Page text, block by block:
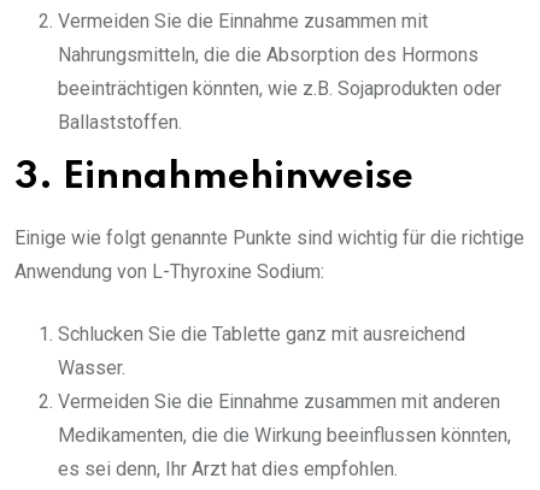
Vermeiden Sie die Einnahme zusammen mit
Nahrungsmitteln, die die Absorption des Hormons
beeinträchtigen könnten, wie z.B. Sojaprodukten oder
Ballaststoffen.
3. Einnahmehinweise
Einige wie folgt genannte Punkte sind wichtig für die richtige
Anwendung von L-Thyroxine Sodium:
Schlucken Sie die Tablette ganz mit ausreichend
Wasser.
Vermeiden Sie die Einnahme zusammen mit anderen
Medikamenten, die die Wirkung beeinflussen könnten,
es sei denn, Ihr Arzt hat dies empfohlen.